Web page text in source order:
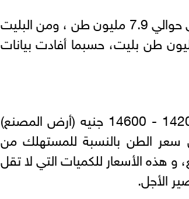
ويصل إنتاج مصر من حديد التسليح إلى حوالي 7.9 مليون طن ، ومن البليت
مليون طن، و تستورد 3.5 مليون طن بليت، حسبما أفادت بيانات
استقر سعر طن حديد التسليح بين 14200 - 14600 جنيه (أرض المصنع)
، و سجل سعر الطن بالنسبة للمستهلك من
و هذه الأسعار للكميات التي لا تقل